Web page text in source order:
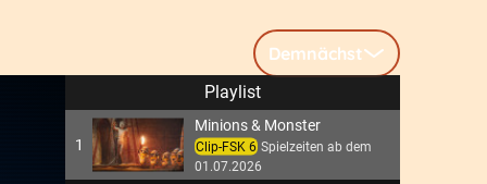
Demnächst
Playlist
1
Minions & Monster
Clip-FSK 6 Spielzeiten ab dem
01.07.2026